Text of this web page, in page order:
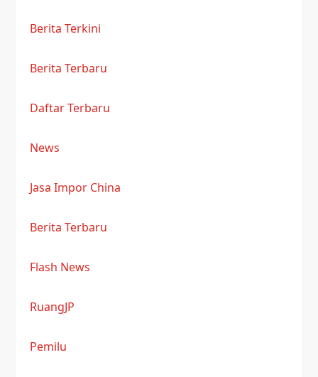
Berita Terkini
Berita Terbaru
Daftar Terbaru
News
Jasa Impor China
Berita Terbaru
Flash News
RuangJP
Pemilu